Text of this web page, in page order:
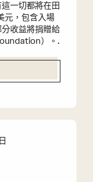
一切都將在田
元，包含入場
收益將捐贈給
）。.